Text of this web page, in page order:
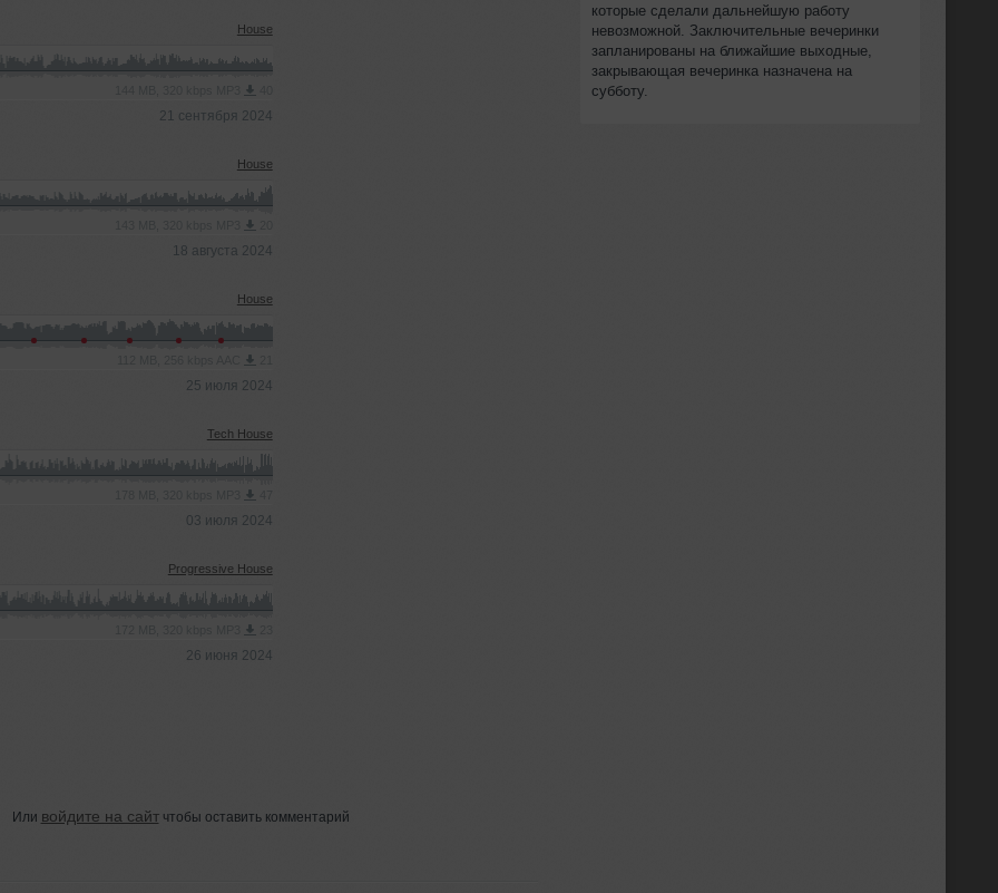
House
21 сентября 2024
House
18 августа 2024
House
25 июля 2024
Tech House
03 июля 2024
Progressive House
26 июня 2024
Или войдите на сайтчтобы оставить комментарий
которые сделали дальнейшую работу
невозможной. Заключительные вечеринки
запланированы на ближайшие выходные,
закрывающая вечеринка назначена на
субботу.